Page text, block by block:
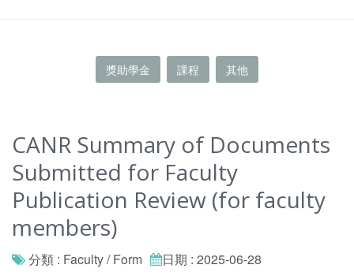
獎助學金 課程 其他
CANR Summary of Documents
Submitted for Faculty
Publication Review (for faculty
members)
分類 : Faculty / Form 日期 : 2025-06-28